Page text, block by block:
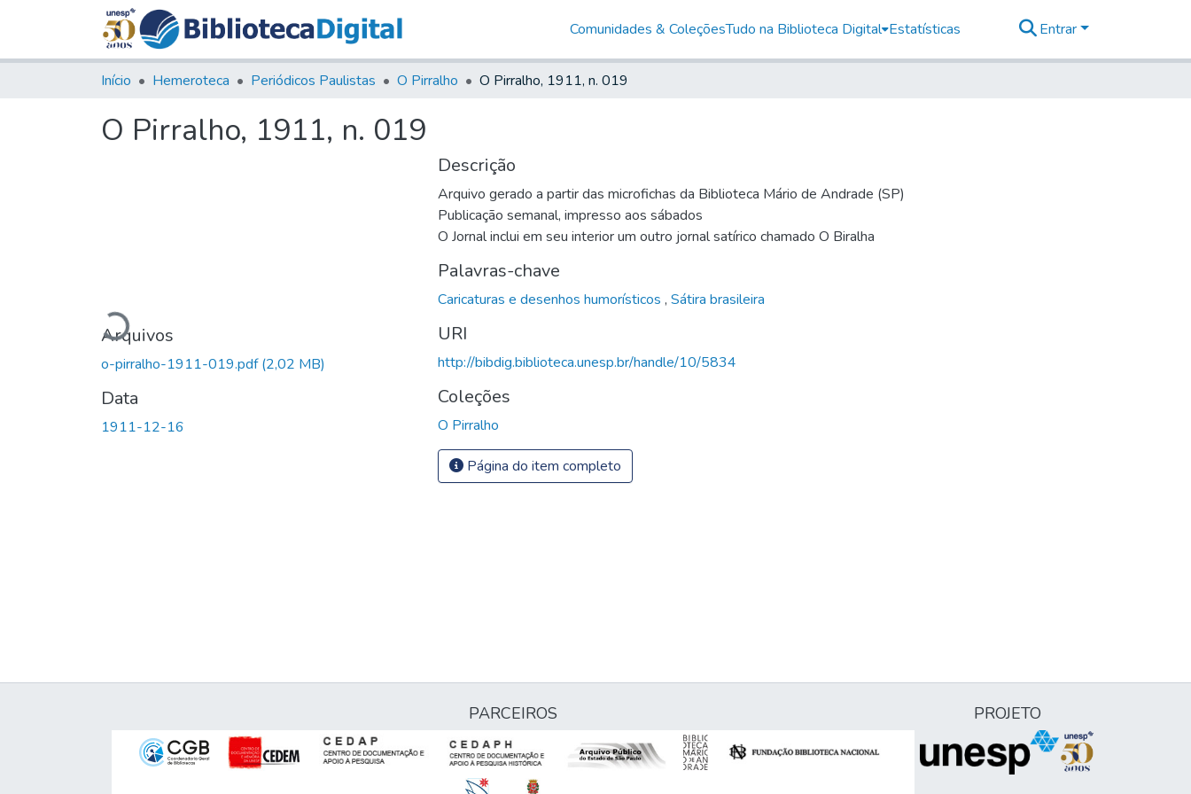
Comunidades & ColeçõesTudo na Biblioteca Digital Estatísticas Entrar
Início Hemeroteca Periódicos Paulistas O Pirralho O Pirralho, 1911, n. 019
O Pirralho, 1911, n. 019
Carregando...
Arquivos
o-pirralho-1911-019.pdf(2,02 MB)
Data
1911-12-16
Descrição
Arquivo gerado a partir das microfichas da Biblioteca Mário de Andrade (SP)
Publicação semanal, impresso aos sábados
O Jornal inclui em seu interior um outro jornal satírico chamado O Biralha
Palavras-chave
Caricaturas e desenhos humorísticos , Sátira brasileira
URI
http://bibdig.biblioteca.unesp.br/handle/10/5834
Coleções
O Pirralho
Página do item completo
PARCEIROS PROJETO